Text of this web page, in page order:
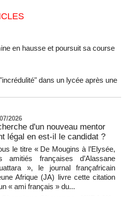
au premier semestre de 2025
leurs avions ravitailleurs stationnés
Boubacar Boris Diop – « Diomaye
un Président en fin de règne »
2026
d'un nouveau mentor
légal en est-il le candidat ?
le titre « De Mougins à l’Elysée,
amitiés françaises d’Alassane
», le journal françafricain
Afrique (JA) livre cette citation
« ami français » du...